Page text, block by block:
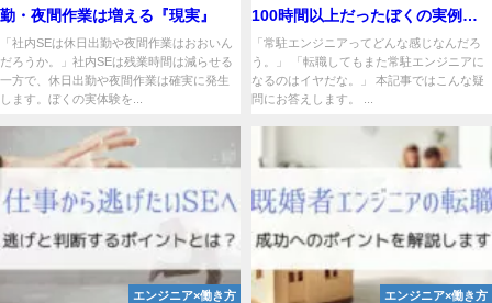
勤・夜間作業は増える『現実』
「社内SEは休日出勤や夜間作業はおおいん
だろうか。」社内SEは残業時間は減らせる
一方で、休日出勤や夜間作業は確実に発生
します。ぼくの実体験を...
100時間以上だったぼくの実例を
紹介
「常駐エンジニアってどんな感じなんだろ
う。」 「転職してもまた常駐エンジニアに
なるのはイヤだな。」 本記事ではこんな疑
問にお答えします。 ...
エンジニア×働き方 エンジニア×働き方